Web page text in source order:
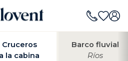
Cruceros
a la cabina
Barco fluvial
Ríos